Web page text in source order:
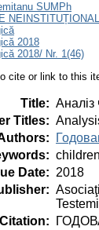
SUMPh
2018
2018/ Nr. 1(46)
cite or link to this
Title: Аналіз
Titles:
:
:
Date: 2018
:
Citation: